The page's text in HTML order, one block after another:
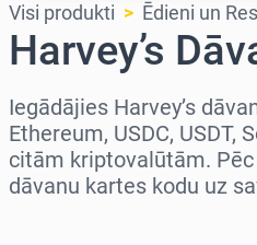
Visi produkti Ēdieni un
Harvey’s
Iegādājies Harvey’s
Ethereum, USDC, USDT,
citām kriptovalūtām.
dāvanu kartes kodu uz